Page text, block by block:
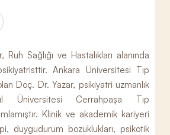
Ruh Sağlığı ve Hastalıkları alanında
Ankara Üniversitesi Tıp
Doç. Dr. Yazar, psikiyatri uzmanlık
Üniversitesi Cerrahpaşa Tıp
Klinik ve akademik kariyeri
duygudurum bozuklukları, psikotik